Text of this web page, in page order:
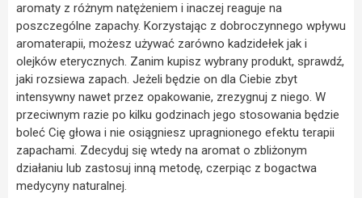
aromaty z różnym natężeniem i inaczej reaguje na
poszczególne zapachy. Korzystając z dobroczynnego wpływu
aromaterapii, możesz używać zarówno kadzidełek jak i
olejków eterycznych. Zanim kupisz wybrany produkt, sprawdź,
jaki rozsiewa zapach. Jeżeli będzie on dla Ciebie zbyt
intensywny nawet przez opakowanie, zrezygnuj z niego. W
przeciwnym razie po kilku godzinach jego stosowania będzie
boleć Cię głowa i nie osiągniesz upragnionego efektu terapii
zapachami. Zdecyduj się wtedy na aromat o zbliżonym
działaniu lub zastosuj inną metodę, czerpiąc z bogactwa
medycyny naturalnej.